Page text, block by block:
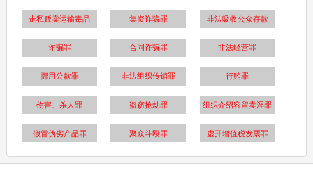
走私贩卖运输毒品 集资诈骗罪 非法吸收公众存款
诈骗罪 合同诈骗罪 非法经营罪
挪用公款罪 非法组织传销罪 行贿罪
伤害、杀人罪 盗窃抢劫罪 组织介绍容留卖淫罪
假冒伪劣产品罪 聚众斗殴罪 虚开增值税发票罪